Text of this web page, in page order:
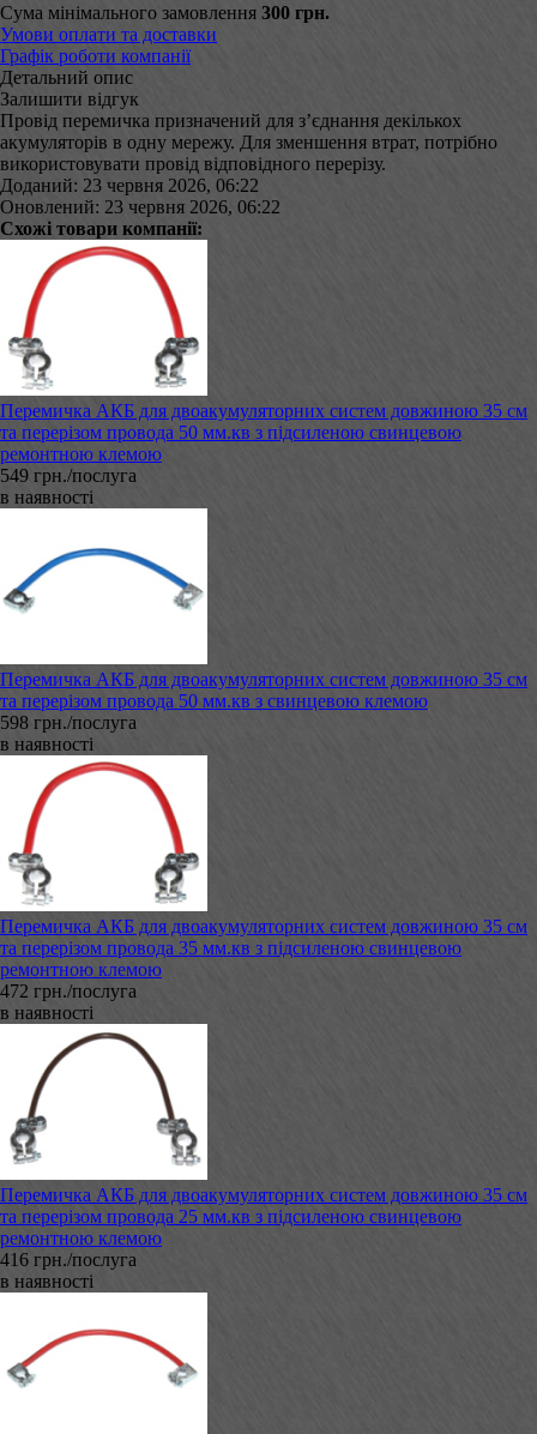
Сума мінімального замовлення 300 грн.
Умови оплати та доставки
Графік роботи компанії
Детальний опис
Залишити відгук
Провід перемичка призначений для з’єднання декількох
акумуляторів в одну мережу. Для зменшення втрат, потрібно
використовувати провід відповідного перерізу.
Доданий: 23 червня 2026, 06:22
Оновлений: 23 червня 2026, 06:22
Схожі товари компанії:
Перемичка АКБ для двоакумуляторних систем довжиною 35 см
та перерізом провода 50 мм.кв з підсиленою свинцевою
ремонтною клемою
549 грн./послуга
в наявності
Перемичка АКБ для двоакумуляторних систем довжиною 35 см
та перерізом провода 50 мм.кв з свинцевою клемою
598 грн./послуга
в наявності
Перемичка АКБ для двоакумуляторних систем довжиною 35 см
та перерізом провода 35 мм.кв з підсиленою свинцевою
ремонтною клемою
472 грн./послуга
в наявності
Перемичка АКБ для двоакумуляторних систем довжиною 35 см
та перерізом провода 25 мм.кв з підсиленою свинцевою
ремонтною клемою
416 грн./послуга
в наявності